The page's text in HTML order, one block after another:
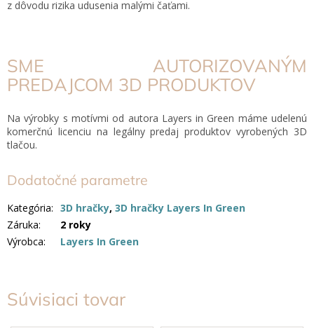
Súvisiaci tovar
z dôvodu rizika udusenia malými čaťami.
SME AUTORIZOVANÝM
PREDAJCOM 3D PRODUKTOV
Na výrobky s motívmi od autora Layers in Green máme udelenú
komerčnú licenciu na legálny predaj produktov vyrobených 3D
tlačou.
Dodatočné parametre
Kategória: 3D hračky, 3D hračky Layers In Green
Záruka:
2 roky
Výrobca: Layers In Green